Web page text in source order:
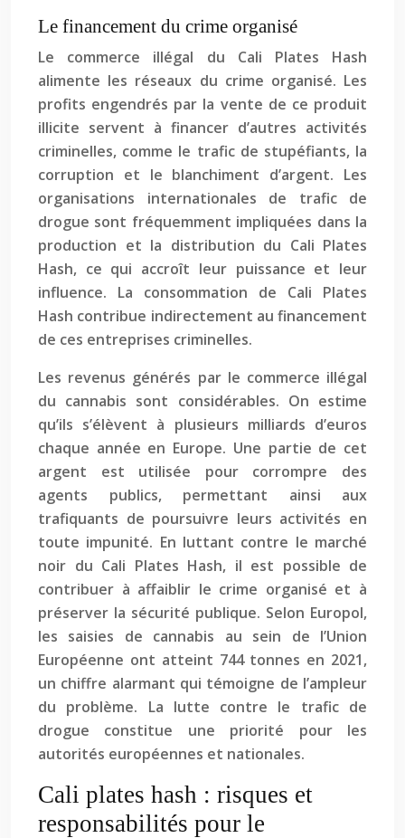
Le financement du crime organisé
Le commerce illégal du Cali Plates Hash
alimente les réseaux du crime organisé. Les
profits engendrés par la vente de ce produit
illicite servent à financer d’autres activités
criminelles, comme le trafic de stupéfiants, la
corruption et le blanchiment d’argent. Les
organisations internationales de trafic de
drogue sont fréquemment impliquées dans la
production et la distribution du Cali Plates
Hash, ce qui accroît leur puissance et leur
influence. La consommation de Cali Plates
Hash contribue indirectement au financement
de ces entreprises criminelles.
Les revenus générés par le commerce illégal
du cannabis sont considérables. On estime
qu’ils s’élèvent à plusieurs milliards d’euros
chaque année en Europe. Une partie de cet
argent est utilisée pour corrompre des
agents publics, permettant ainsi aux
trafiquants de poursuivre leurs activités en
toute impunité. En luttant contre le marché
noir du Cali Plates Hash, il est possible de
contribuer à affaiblir le crime organisé et à
préserver la sécurité publique. Selon Europol,
les saisies de cannabis au sein de l’Union
Européenne ont atteint 744 tonnes en 2021,
un chiffre alarmant qui témoigne de l’ampleur
du problème. La lutte contre le trafic de
drogue constitue une priorité pour les
autorités européennes et nationales.
Cali plates hash : risques et
responsabilités pour le